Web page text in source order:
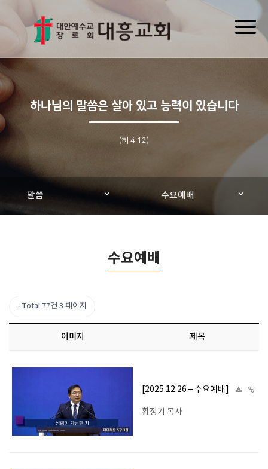
하나님의 말씀은 살아 있고 능력이 있습니다
(히 4:12)
말씀 수요예배
수요예배
Total 77건 3 페이지
이미지 제목
[2025.12.26 – 수요예배]
황정기 목사